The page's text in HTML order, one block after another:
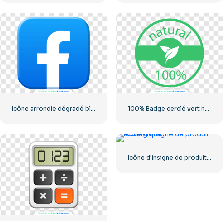
Icône arrondie dégradé bleu Facebook 100% Badge cerclé vert naturel
Icône d'insigne de produit écologique